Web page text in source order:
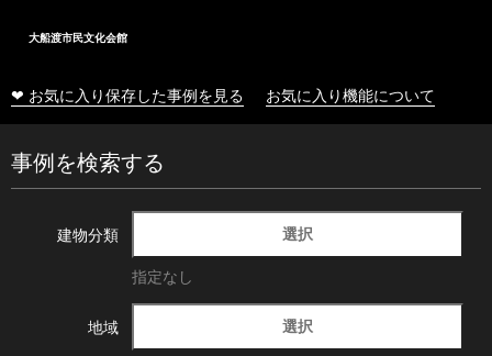
大船渡市民文化会館
❤ お気に入り保存した事例を見る お気に入り機能について
事例を検索する
建物分類 選択
指定なし
地域 選択